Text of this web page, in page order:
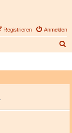
Anmelden
Registrieren